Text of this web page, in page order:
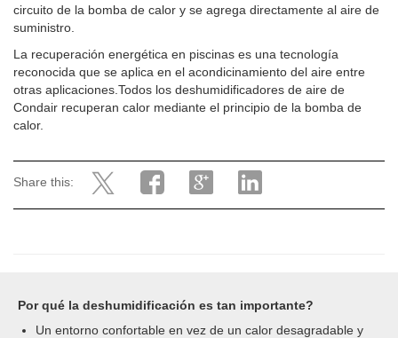
circuito de la bomba de calor y se agrega directamente al aire de
suministro.
La recuperación energética en piscinas es una tecnología
reconocida que se aplica en el acondicinamiento del aire entre
otras aplicaciones. Todos los deshumidificadores de aire de
Condair recuperan calor mediante el principio de la bomba de
calor.
Share this:
Por qué la deshumidificación es tan importante?
Un entorno confortable en vez de un calor desagradable y